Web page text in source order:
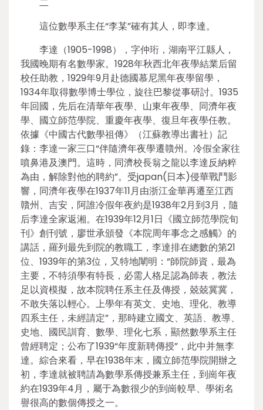
這位數學系主任“李某”確有其人，即李達。
李達（1905-1998），字仲珩，湖南平江縣人，
我國晚期有名數學家。1928年秋西北年夜學結業后留
校任助教，1929年9月赴德國慕尼黑年夜學留學，
1934年取得數學博士學位，旋往巴黎從事研討。1935
年回國，先后在清華年夜學、山東年夜學、同濟年夜
學、國立師范學院、重慶年夜學、復旦年夜學任教。
依據《中國古代數學祖傳》（江蘇教導出書社）記
錄：李達一家三口“伴隨濟年夜學遷贛州。冷假全家往
噴鼻港及澳門。這時，同濟校長翁之龍以李達反納粹
為由，解除對他的聘約”。受japan(日本)侵華戰鬥影
響，同濟年夜學在1937年11月由浙江金華再遷至江西
贛州、吉安，阿誰冷假年夜約是1938年2月到3月，隨
后李達全家返湘。在1939年12月1日《國立師范學院旬
刊》創刊號，廖世承頒發《本院周年事念之感觸》的
講話，羅列最先到院的教職工，李達排在總數的第21
位、1939年的第3位，又特地闡明：“師院師資，最為
主要，不特須學有特長，必需人格足認為師表，教法
足以資模擬，故本院聘任系主任及傳授，兢兢冀冀，
不敢失落以輕心。上學年有英文、史地、理化、教導
四系主任，未經請定”，那時建立國文、英語、教導、
史地、國民訓育、數學、理化七系，顯然數學系主任
曾經聘定；公布了1939“年度新聘傳授”，此中并無李
達。綜合來看，早在1938年末，國立師范學院開辦之
初，李達就被聘請為數學系傳授兼系主任，到崗年夜
約在1939年4月，屬于為數很少的到崗較早、學術名
譽很高的數個傳授之一。